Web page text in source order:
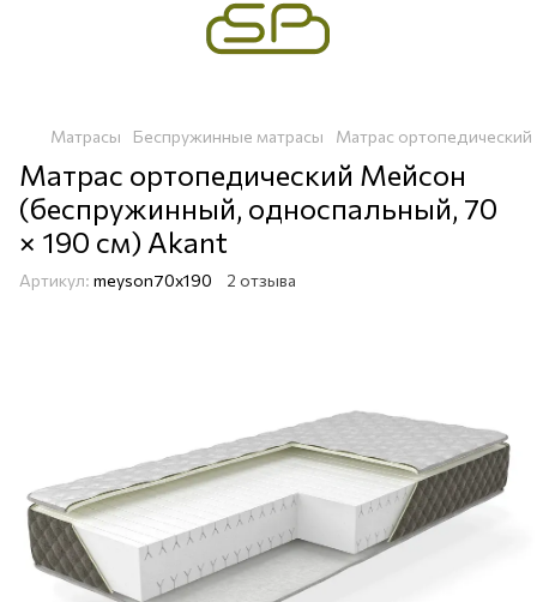
Матрасы Беспружинные матрасы Матрас
Матрас ортопедический Мейсон
(беспружинный, односпальный, 70
× 190 см) Akant
Артикул: meyson70x190 2 отзыва